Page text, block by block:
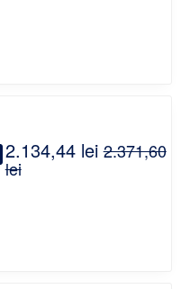
2.134,44 lei 2.371,60
lei